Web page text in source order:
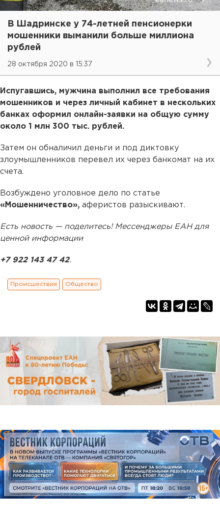
В Шадринске у 74-летней пенсионерки
мошенники выманили больше миллиона
рублей
28 октября 2020 в 15:37
Испугавшись, мужчина выполнил все требования
мошенников и через личный кабинет в нескольких
банках оформил онлайн-заявки на общую сумму
около 1 млн 300 тыс. рублей.
Затем он обналичил деньги и под диктовку
злоумышленников перевел их через банкомат на их
счета.
Возбуждено уголовное дело по статье
«Мошенничество», аферистов разыскивают.
Есть новость — поделитесь! Мессенджеры ЕАН для
ценной информации
+7 922 143 47 42.
Происшествия Общество